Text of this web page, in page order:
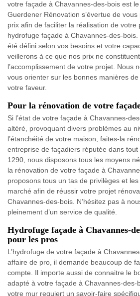
votre façade à Chavannes-des-bois est
Guerdener Rénovation s’évertue de
prix afin de faciliter la réalisation de votre
hydrofuge façade à Chavannes-des-
été défini selon vos besoins et votre
veillerons à ce que nos prix ne
l’accomplissement de votre projet. Nous
vous orienter sur les bonnes manières
votre faveur.
Pour la rénovation de votre
Si l’état de votre façade à Chavannes-
altéré, provoquant divers problèmes au
l’étanchéité de votre maison, faites-la
entreprise de façadiers réputée dans
1290, nous disposons tous les moyens
la rénovation de votre façade à
proposons tous un tas de privilèges et
marché afin de réussir votre projet
Chavannes-des-bois. N’hésitez pas à
pleinement d’un service de qualité.
Hydrofuge façade à Chavannes-
pour les pros
L’hydrofuge de votre façade à
affaire de pro, il demande beaucoup de
compte. Il importe aussi de connaitre le
adapté à votre façade à Chavannes-des-
votre mur requiert un savoir-faire